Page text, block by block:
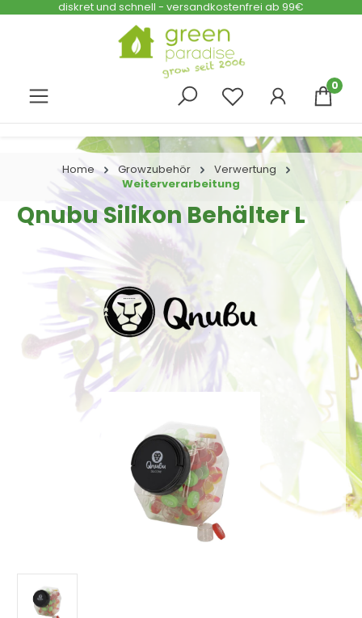
Zum Hauptinhalt springen
diskret und schnell - versandkostenfrei ab 99€
0
Home Growzubehör
Verwertung
Weiterverarbeitung
Qnubu Silikon Behälter L
Bildergalerie überspringen